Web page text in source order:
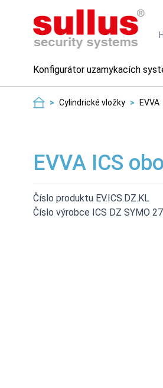
Konfigurátor uzamykacích
> Cylindrické vložky > EVVA
EVVA ICS
Číslo produktu EV.ICS.DZ.KL
Číslo výrobce ICS DZ SYMO